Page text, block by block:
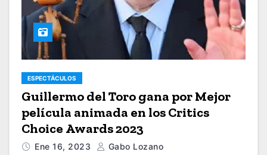
ESPECTÁCULOS
Guillermo del Toro gana por Mejor
película animada en los Critics
Choice Awards 2023
Ene 16, 2023 Gabo Lozano